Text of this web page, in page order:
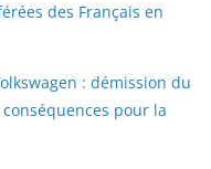
des Français en
: démission du
pour la